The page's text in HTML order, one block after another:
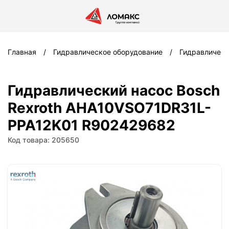
Главная Гидравлическое оборудование
Гидравлический насос Bosch
Rexroth AHA10VSO71DR31L-
PPA12K01 R902429682
Код товара: 205650